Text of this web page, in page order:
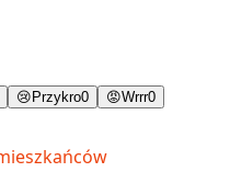
😢 Przykro0 😡Wrrr0